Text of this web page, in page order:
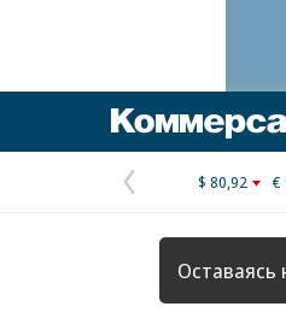
Предыдущая
страница
$ 80,92 €
Оставаясь